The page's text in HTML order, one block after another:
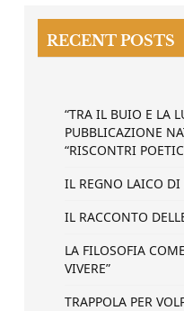
RECENT POSTS
“TRA IL BUIO E LA
PUBBLICAZIONE
“RISCONTRI
IL REGNO LAICO DI
IL RACCONTO
LA FILOSOFIA
VIVERE”
TRAPPOLA PER